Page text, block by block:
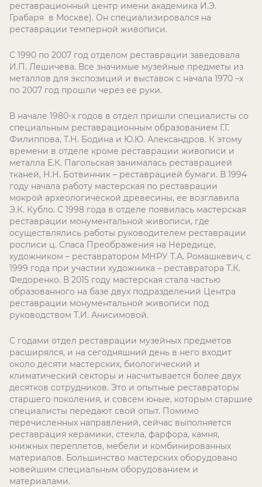
реставрационный центр имени академика И.Э.
Грабаря в Москве). Он специализировался на
реставрации темперной живописи.
С 1990 по 2007 год отделом реставрации заведовала
И.П. Лешичева. Все значимые музейные предметы из
металлов для экспозиций и выставок с начала 1970 –х
по 2007 год прошли через ее руки.
В начале 1980-х годов в отдел пришли специалисты со
специальным реставрационным образованием Г.Г.
Филиппова, Т.Н. Бодина и Ю.Ю. Александров. К этому
времени в отделе кроме реставрации живописи и
металла Е.К. Пагольская занималась реставрацией
тканей, Н.Н. Ботвинник – реставрацией бумаги. В 1994
году начала работу мастерская по реставрации
мокрой археологической древесины, ее возглавила
Э.К. Кубло. С 1998 года в отделе появилась мастерская
реставрации монументальной живописи, где
осуществлялись работы руководителем реставрации
росписи ц. Спаса Преображения на Нередице,
художником – реставратором МНРУ Т.А. Ромашкевич, с
1999 года при участии художника – реставратора Т.К.
Федоренко. В 2015 году мастерская стала частью
образованного на базе двух подразделений Центра
реставрации монументальной живописи под
руководством Т.И. Анисимовой.
С годами отдел реставрации музейных предметов
расширялся, и на сегодняшний день в него входит
около десяти мастерских, биологический и
климатический секторы и насчитывается более двух
десятков сотрудников. Это и опытные реставраторы
старшего поколения, и совсем юные, которым старшие
специалисты передают свой опыт. Помимо
перечисленных направлений, сейчас выполняется
реставрация керамики, стекла, фарфора, камня,
книжных переплетов, мебели и комбинированных
материалов. Большинство мастерских оборудовано
новейшим специальным оборудованием и
материалами.